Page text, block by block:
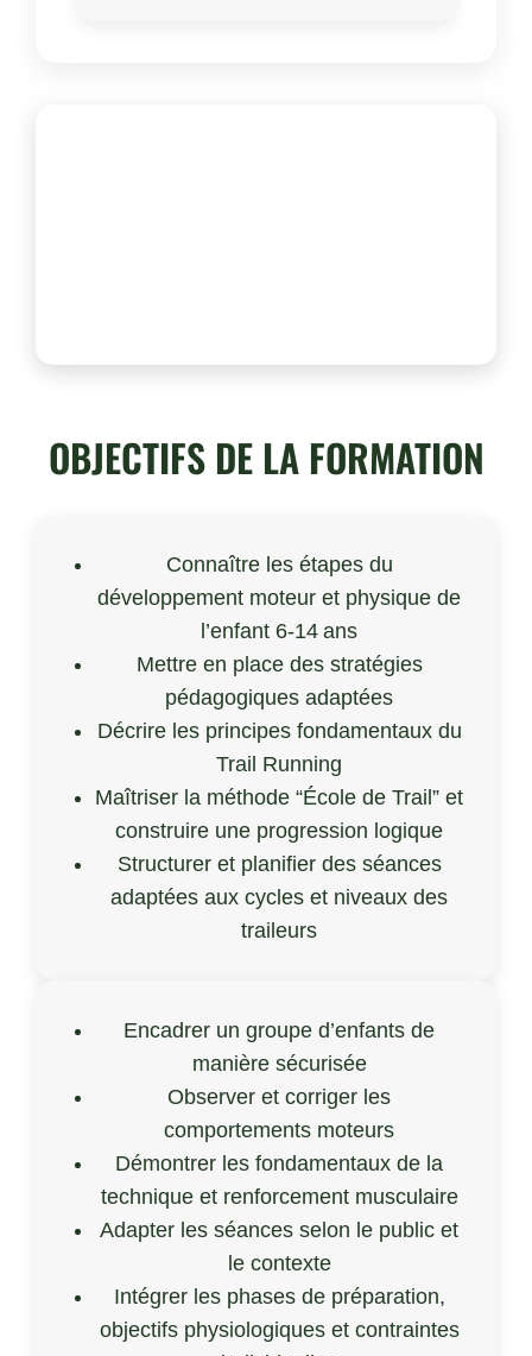
OBJECTIFS DE LA FORMATION
Connaître les étapes du
développement moteur et physique de
l’enfant 6‑14 ans
Mettre en place des stratégies
pédagogiques adaptées
Décrire les principes fondamentaux du
Trail Running
Maîtriser la méthode “École de Trail” et
construire une progression logique
Structurer et planifier des séances
adaptées aux cycles et niveaux des
traileurs
Encadrer un groupe d’enfants de
manière sécurisée
Observer et corriger les
comportements moteurs
Démontrer les fondamentaux de la
technique et renforcement musculaire
Adapter les séances selon le public et
le contexte
Intégrer les phases de préparation,
objectifs physiologiques et contraintes